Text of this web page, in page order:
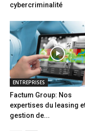
cybercriminalité
ENTREPRISES
Factum Group: Nos
expertises du leasing
gestion de...